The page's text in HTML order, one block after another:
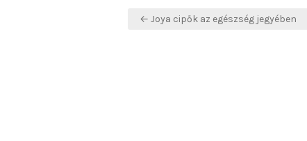
Bejegyzés
← Joya cipők az egészség jegyében